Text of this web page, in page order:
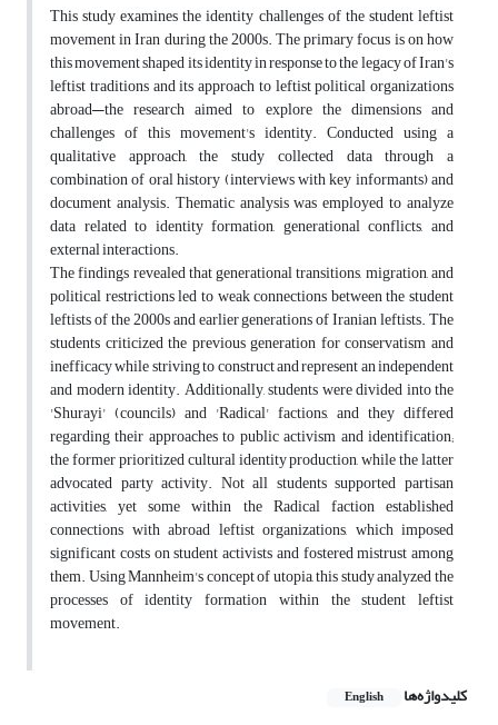
This study examines the identity challenges of the student leftist
movement in Iran during the 2000s. The primary focus is on how
this movement shaped its identity in response to the legacy of Iran's
leftist traditions and its approach to leftist political organizations
abroad—the research aimed to explore the dimensions and
challenges of this movement's identity. Conducted using a
qualitative approach, the study collected data through a
combination of oral history (interviews with key informants) and
document analysis. Thematic analysis was employed to analyze
data related to identity formation, generational conflicts, and
external interactions.
The findings revealed that generational transitions, migration, and
political restrictions led to weak connections between the student
leftists of the 2000s and earlier generations of Iranian leftists. The
students criticized the previous generation for conservatism and
inefficacy while striving to construct and represent an independent
and modern identity. Additionally, students were divided into the
'Shurayi' (councils) and 'Radical' factions, and they differed
regarding their approaches to public activism and identification;
the former prioritized cultural identity production, while the latter
advocated party activity. Not all students supported partisan
activities, yet some within the Radical faction established
connections with abroad leftist organizations, which imposed
significant costs on student activists and fostered mistrust among
them. Using Mannheim's concept of utopia, this study analyzed the
processes of identity formation within the student leftist
movement.
کلیدواژه‌ها English